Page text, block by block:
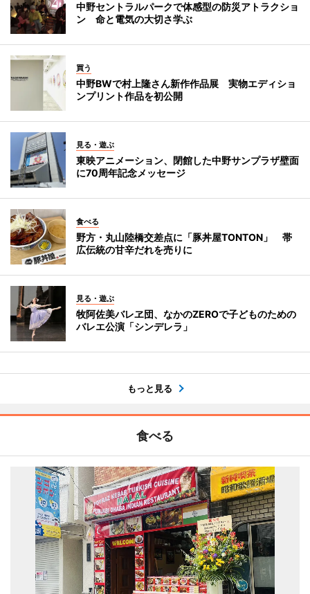
中野セントラルパークで体感型の防災アトラクショ
ン 命と電気の大切さ学ぶ
買う
中野BWで村上隆さん新作作品展 実物エディショ
ンプリント作品を初公開
見る・遊ぶ
東映アニメーション、閉館した中野サンプラザ壁面
に70周年記念メッセージ
食べる
野方・丸山陸橋交差点に「豚丼屋TONTON」 帯
広伝統の甘辛だれを売りに
見る・遊ぶ
牧阿佐美バレヱ団、なかのZEROで子どものための
バレエ公演「シンデレラ」
もっと見る
食べる